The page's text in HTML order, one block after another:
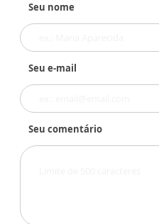
Seu nome
Seu e-mail
Seu comentário